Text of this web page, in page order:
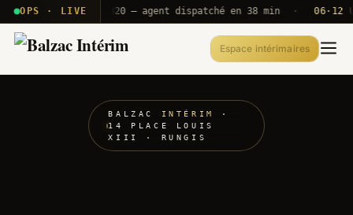
OPS · LIVE
T2E · B71 Push A320 — agent dispatché en 38 min · 06·12 UTC
Espace intérimaires
BALZAC INTÉRIM
·
14 PLACE LOUIS
XIII · RUNGIS